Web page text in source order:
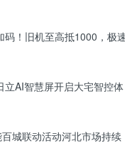
！旧机至高抵1000，极速
立AI智慧屏开启大宅智控体
城联动活动河北市场持续